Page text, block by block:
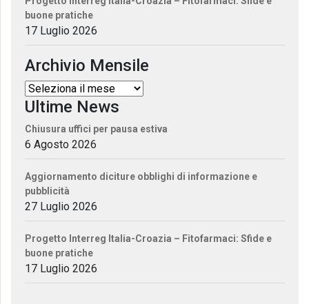
buone pratiche
17 Luglio 2026
Archivio Mensile
Ultime News
Chiusura uffici per pausa estiva
6 Agosto 2026
Aggiornamento diciture obblighi di informazione e
pubblicità
27 Luglio 2026
Progetto Interreg Italia-Croazia – Fitofarmaci: Sfide e
buone pratiche
17 Luglio 2026